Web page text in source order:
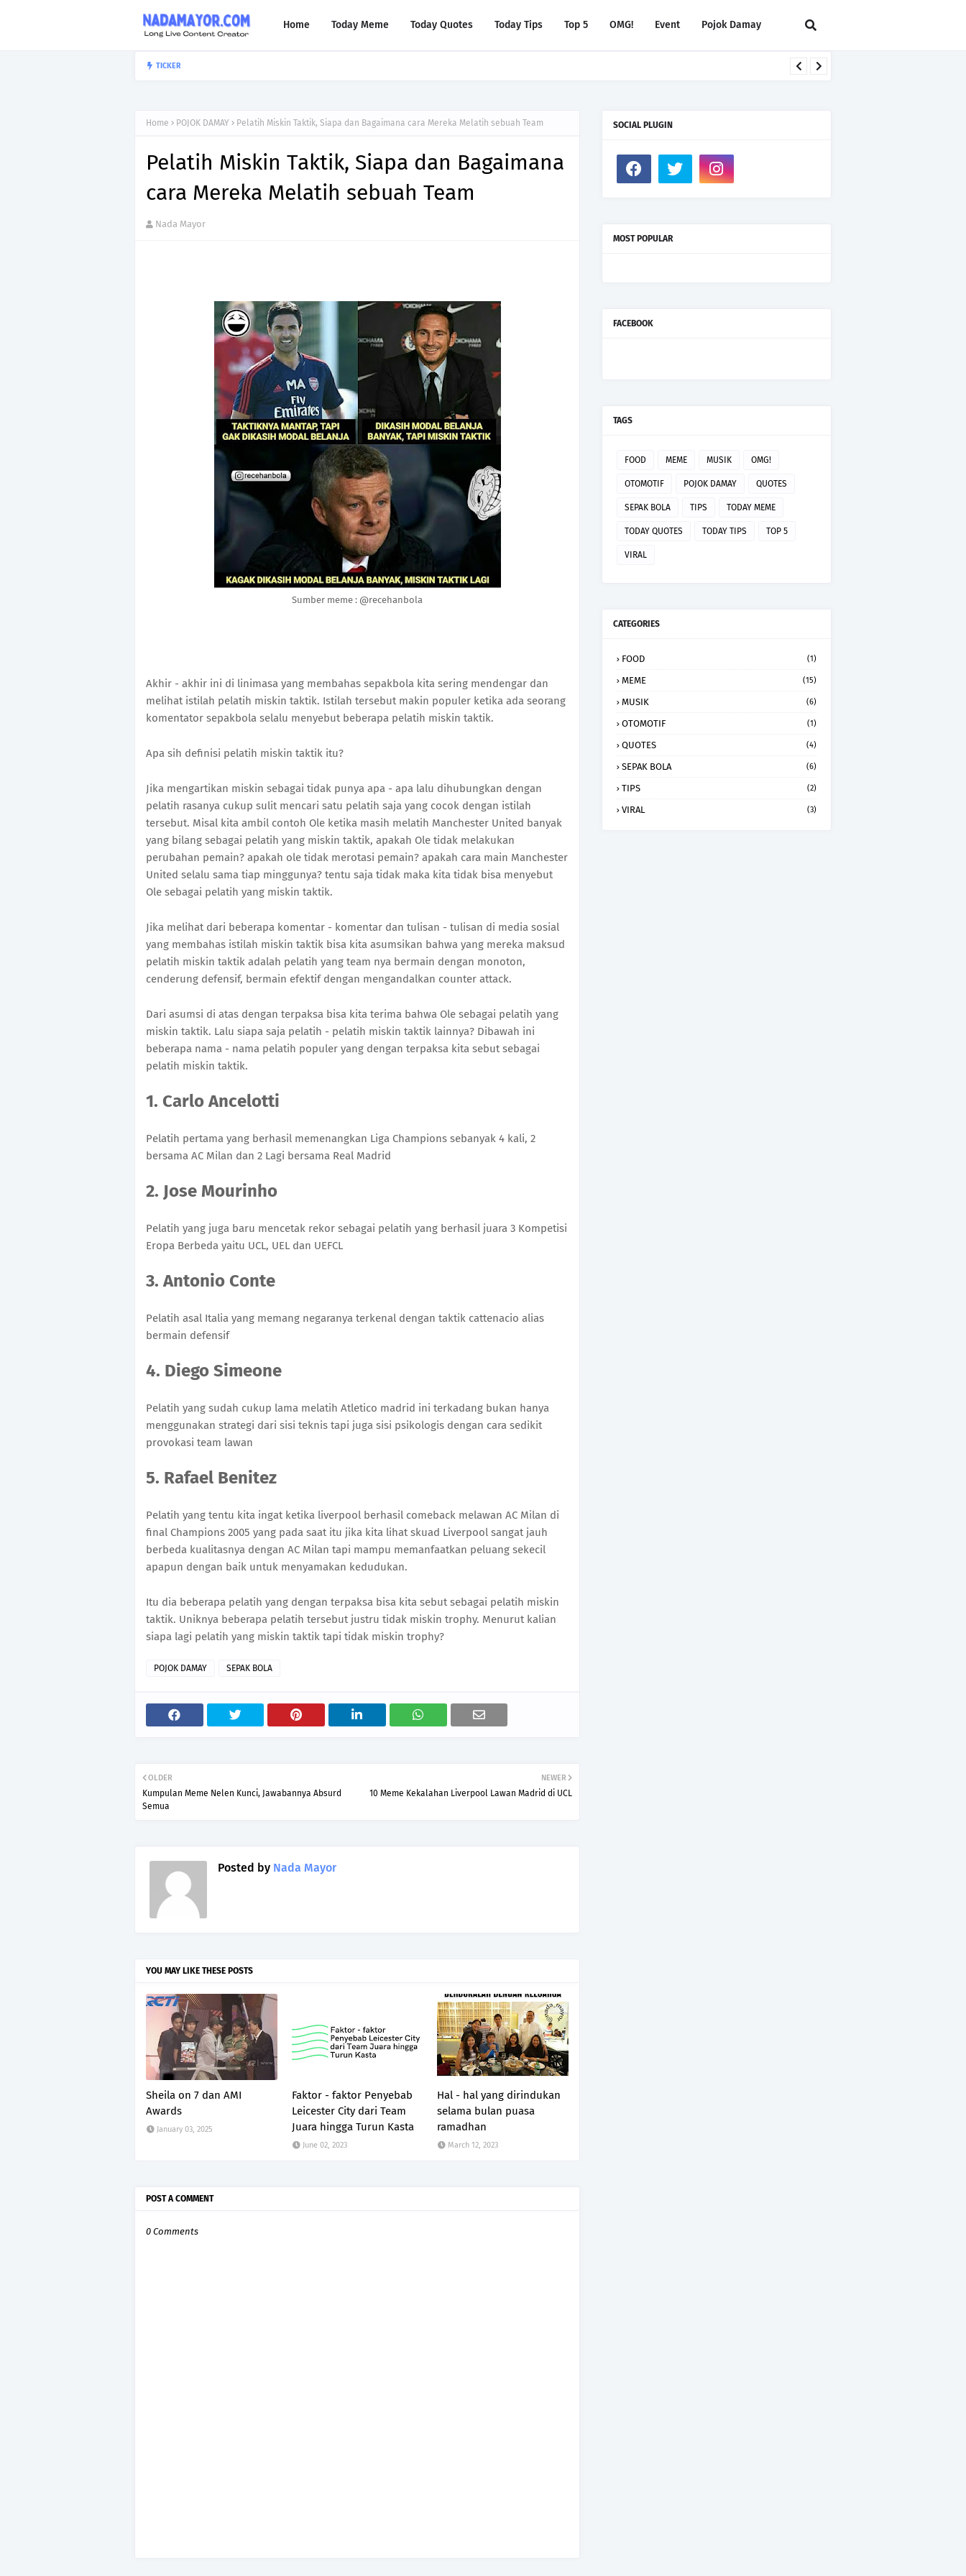
Home Today Meme Today Quotes Today Tips Top 5 OMG! Event Pojok Damay
TICKER
Home POJOK DAMAY Pelatih Miskin Taktik, Siapa dan Bagaimana cara Mereka Melatih sebuah Team
Pelatih Miskin Taktik, Siapa dan Bagaimana
cara Mereka Melatih sebuah Team
Nada Mayor
Sumber meme : @recehanbola
Akhir - akhir ini di linimasa yang membahas sepakbola kita sering mendengar dan
melihat istilah pelatih miskin taktik. Istilah tersebut makin populer ketika ada seorang
komentator sepakbola selalu menyebut beberapa pelatih miskin taktik.
Apa sih definisi pelatih miskin taktik itu?
Jika mengartikan miskin sebagai tidak punya apa - apa lalu dihubungkan dengan
pelatih rasanya cukup sulit mencari satu pelatih saja yang cocok dengan istilah
tersebut. Misal kita ambil contoh Ole ketika masih melatih Manchester United banyak
yang bilang sebagai pelatih yang miskin taktik, apakah Ole tidak melakukan
perubahan pemain? apakah ole tidak merotasi pemain? apakah cara main Manchester
United selalu sama tiap minggunya? tentu saja tidak maka kita tidak bisa menyebut
Ole sebagai pelatih yang miskin taktik.
Jika melihat dari beberapa komentar - komentar dan tulisan - tulisan di media sosial
yang membahas istilah miskin taktik bisa kita asumsikan bahwa yang mereka maksud
pelatih miskin taktik adalah pelatih yang team nya bermain dengan monoton,
cenderung defensif, bermain efektif dengan mengandalkan counter attack.
Dari asumsi di atas dengan terpaksa bisa kita terima bahwa Ole sebagai pelatih yang
miskin taktik. Lalu siapa saja pelatih - pelatih miskin taktik lainnya? Dibawah ini
beberapa nama - nama pelatih populer yang dengan terpaksa kita sebut sebagai
pelatih miskin taktik.
1. Carlo Ancelotti
Pelatih pertama yang berhasil memenangkan Liga Champions sebanyak 4 kali, 2
bersama AC Milan dan 2 Lagi bersama Real Madrid
2. Jose Mourinho
Pelatih yang juga baru mencetak rekor sebagai pelatih yang berhasil juara 3 Kompetisi
Eropa Berbeda yaitu UCL, UEL dan UEFCL
3. Antonio Conte
Pelatih asal Italia yang memang negaranya terkenal dengan taktik cattenacio alias
bermain defensif
4. Diego Simeone
Pelatih yang sudah cukup lama melatih Atletico madrid ini terkadang bukan hanya
menggunakan strategi dari sisi teknis tapi juga sisi psikologis dengan cara sedikit
provokasi team lawan
5. Rafael Benitez
Pelatih yang tentu kita ingat ketika liverpool berhasil comeback melawan AC Milan di
final Champions 2005 yang pada saat itu jika kita lihat skuad Liverpool sangat jauh
berbeda kualitasnya dengan AC Milan tapi mampu memanfaatkan peluang sekecil
apapun dengan baik untuk menyamakan kedudukan.
Itu dia beberapa pelatih yang dengan terpaksa bisa kita sebut sebagai pelatih miskin
taktik. Uniknya beberapa pelatih tersebut justru tidak miskin trophy. Menurut kalian
siapa lagi pelatih yang miskin taktik tapi tidak miskin trophy?
POJOK DAMAY SEPAK BOLA
NEWER
10 Meme Kekalahan Liverpool Lawan Madrid di UCL
OLDER
Kumpulan Meme Nelen Kunci, Jawabannya Absurd
Semua
Posted by Nada Mayor
YOU MAY LIKE THESE POSTS
Sheila on 7 dan AMI
Awards
January 03, 2025
Faktor - faktor Penyebab
Leicester City dari Team
Juara hingga Turun Kasta
June 02, 2023
Hal - hal yang dirindukan
selama bulan puasa
ramadhan
March 12, 2023
POST A COMMENT
0 Comments
SOCIAL PLUGIN
MOST POPULAR
FACEBOOK
TAGS
FOOD MEME MUSIK OMG!
OTOMOTIF POJOK DAMAY QUOTES
SEPAK BOLA TIPS TODAY MEME
TODAY QUOTES TODAY TIPS TOP 5
VIRAL
CATEGORIES
FOOD (1)
MEME (15)
MUSIK (6)
OTOMOTIF (1)
QUOTES (4)
SEPAK BOLA (6)
TIPS (2)
VIRAL (3)